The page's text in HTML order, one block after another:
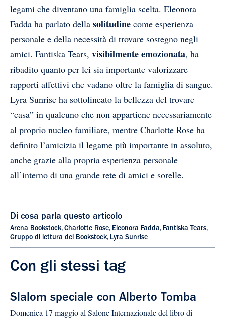
legami che diventano una famiglia scelta. Eleonora
Fadda ha parlato della solitudine come esperienza
personale e della necessità di trovare sostegno negli
amici. Fantiska Tears, visibilmente emozionata, ha
ribadito quanto per lei sia importante valorizzare
rapporti affettivi che vadano oltre la famiglia di sangue.
Lyra Sunrise ha sottolineato la bellezza del trovare
“casa” in qualcuno che non appartiene necessariamente
al proprio nucleo familiare, mentre Charlotte Rose ha
definito l’amicizia il legame più importante in assoluto,
anche grazie alla propria esperienza personale
all’interno di una grande rete di amici e sorelle.
Di cosa parla questo articolo
Arena Bookstock, Charlotte Rose, Eleonora Fadda, Fantiska Tears,
Gruppo di lettura del Bookstock, Lyra Sunrise
Con gli stessi tag
Slalom speciale con Alberto Tomba
Domenica 17 maggio al Salone Internazionale del libro di